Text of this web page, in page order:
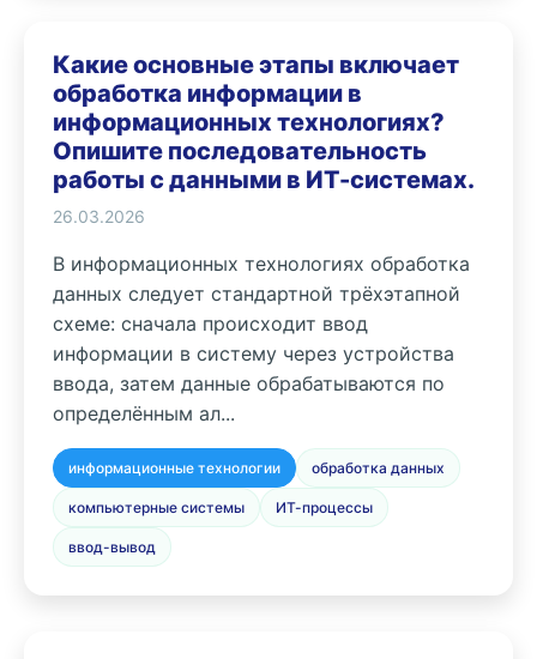
Какие основные этапы включает
обработка информации в
информационных технологиях?
Опишите последовательность
работы с данными в ИТ-системах.
26.03.2026
В информационных технологиях обработка
данных следует стандартной трёхэтапной
схеме: сначала происходит ввод
информации в систему через устройства
ввода, затем данные обрабатываются по
определённым ал...
информационные технологии обработка данных
компьютерные системы ИТ-процессы
ввод-вывод